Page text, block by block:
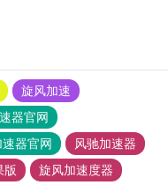
旋风加速
器官网
器官网
风驰加速器
版
旋风加速度器